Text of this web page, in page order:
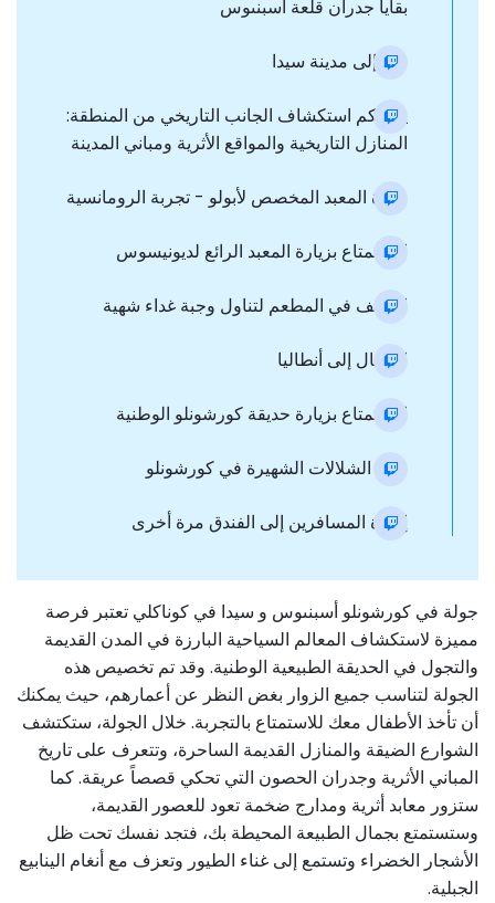
بقايا جدران قلعة اسبنىوس
نقل إلى مدينة سیدا
يمكنكم استكشاف الجانب التاريخي من المنطقة:
المنازل التاريخية والمواقع الأثرية ومباني المدينة
زيارة المعبد المخصص لأبولو - تجربة الرومانسية
الاستمتاع بزيارة المعبد الرائع لديونيسوس
التوقف في المطعم لتناول وجبة غداء شهية
الانتقال إلى أنطاليا
الاستمتاع بزيارة حديقة كورشونلو الوطنية
رؤية الشلالات الشهيرة في كورشونلو
إعادة المسافرين إلى الفندق مرة أخرى
جولة في كورشونلو أسبنىوس و سيدا في كوناكلي تعتبر فرصة
مميزة لاستكشاف المعالم السياحية البارزة في المدن القديمة
والتجول في الحديقة الطبيعية الوطنية. وقد تم تخصيص هذه
الجولة لتناسب جميع الزوار بغض النظر عن أعمارهم، حيث يمكنك
أن تأخذ الأطفال معك للاستمتاع بالتجربة. خلال الجولة، ستكتشف
الشوارع الضيقة والمنازل القديمة الساحرة، وتتعرف على تاريخ
المباني الأثرية وجدران الحصون التي تحكي قصصاً عريقة. كما
ستزور معابد أثرية ومدارج ضخمة تعود للعصور القديمة،
وستستمتع بجمال الطبيعة المحيطة بك، فتجد نفسك تحت ظل
الأشجار الخضراء وتستمع إلى غناء الطيور وتعزف مع أنغام الينابيع
الجبلية.